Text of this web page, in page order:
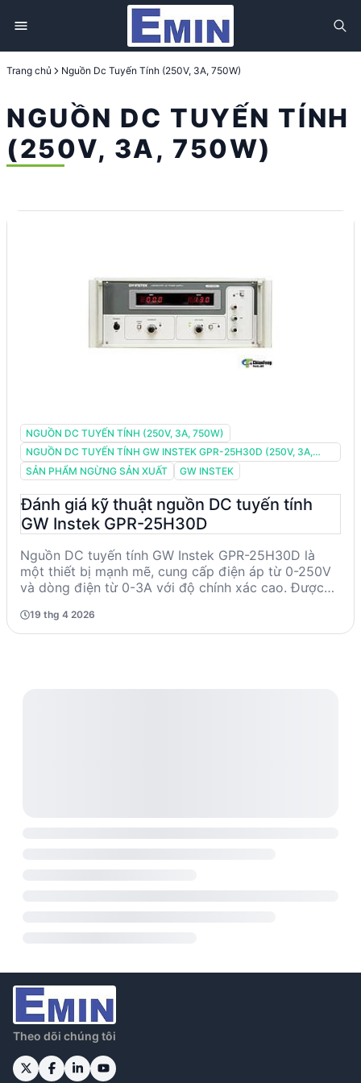
Trang chủ Nguồn Dc Tuyến Tính (250V, 3A, 750W)
NGUỒN DC TUYẾN TÍNH
(250V, 3A, 750W)
NGUỒN DC TUYẾN TÍNH (250V, 3A, 750W)
NGUỒN DC TUYẾN TÍNH GW INSTEK GPR-25H30D (250V, 3A,
750W)
SẢN PHẨM NGỪNG SẢN XUẤT GW INSTEK
Đánh giá kỹ thuật nguồn DC tuyến tính
GW Instek GPR-25H30D
Nguồn DC tuyến tính GW Instek GPR-25H30D là
một thiết bị mạnh mẽ, cung cấp điện áp từ 0-250V
và dòng điện từ 0-3A với độ chính xác cao. Được
định và độ chính xác, sản phẩm này phù hợp cho
các kỹ sư và nhà nghiên cứu trong các phòng thí
19 thg 4 2026
Theo dõi chúng tôi